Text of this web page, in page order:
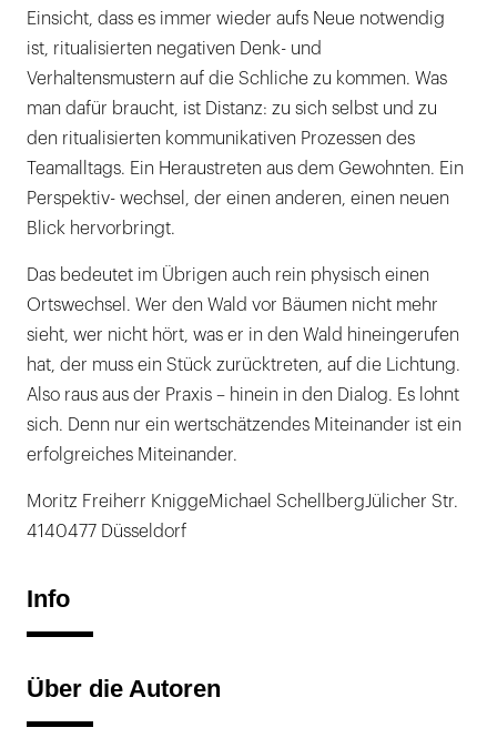
Einsicht, dass es immer wieder aufs Neue notwendig
ist, ritualisierten negativen Denk- und
Verhaltensmustern auf die Schliche zu kommen. Was
man dafür braucht, ist Distanz: zu sich selbst und zu
den ritualisierten kommunikativen Prozessen des
Teamalltags. Ein Heraustreten aus dem Gewohnten. Ein
Perspektiv- wechsel, der einen anderen, einen neuen
Blick hervorbringt.
Das bedeutet im Übrigen auch rein physisch einen
Ortswechsel. Wer den Wald vor Bäumen nicht mehr
sieht, wer nicht hört, was er in den Wald hineingerufen
hat, der muss ein Stück zurücktreten, auf die Lichtung.
Also raus aus der Praxis – hinein in den Dialog. Es lohnt
sich. Denn nur ein wertschätzendes Miteinander ist ein
erfolgreiches Miteinander.
Moritz Freiherr KniggeMichael SchellbergJülicher Str.
4140477 Düsseldorf
Info
Über die Autoren